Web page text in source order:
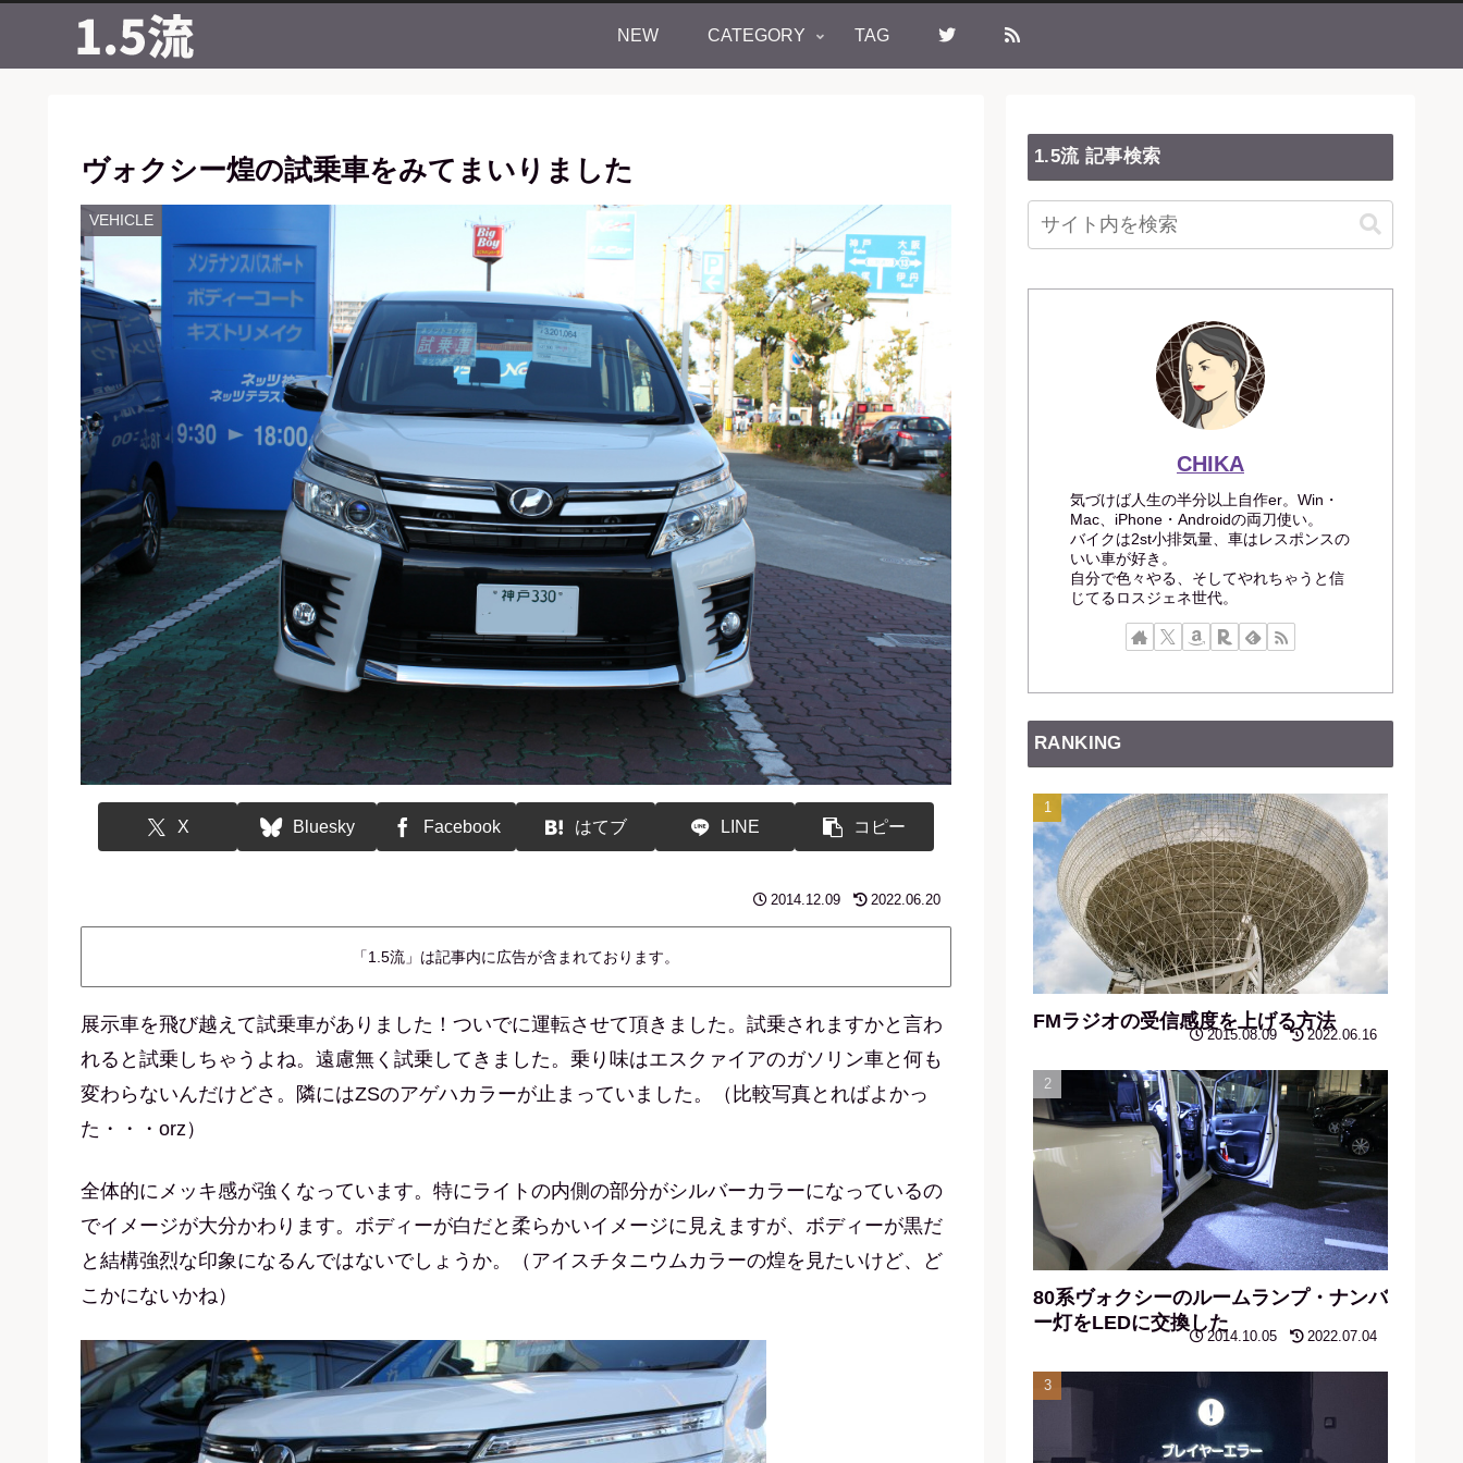
NEW CATEGORY TAG
ヴォクシー煌の試乗車をみてまいりました
VEHICLE
X Bluesky Facebook はてブ LINE コピー
2014.12.09 2022.06.20
「1.5流」は記事内に広告が含まれております。
展示車を飛び越えて試乗車がありました！ついでに運転させて頂きました。試乗されますかと言わ
れると試乗しちゃうよね。遠慮無く試乗してきました。乗り味はエスクァイアのガソリン車と何も
変わらないんだけどさ。隣にはZSのアゲハカラーが止まっていました。（比較写真とればよかっ
た・・・orz）
全体的にメッキ感が強くなっています。特にライトの内側の部分がシルバーカラーになっているの
でイメージが大分かわります。ボディーが白だと柔らかいイメージに見えますが、ボディーが黒だ
と結構強烈な印象になるんではないでしょうか。（アイスチタニウムカラーの煌を見たいけど、ど
こかにないかね）
1.5流 記事検索
CHIKA
気づけば人生の半分以上自作er。Win・
Mac、iPhone・Androidの両刀使い。
バイクは2st小排気量、車はレスポンスの
いい車が好き。
自分で色々やる、そしてやれちゃうと信
じてるロスジェネ世代。
RANKING
FMラジオの受信感度を上げる方法
2015.08.09 2022.06.16
80系ヴォクシーのルームランプ・ナンバ
ー灯をLEDに交換した
2014.10.05 2022.07.04